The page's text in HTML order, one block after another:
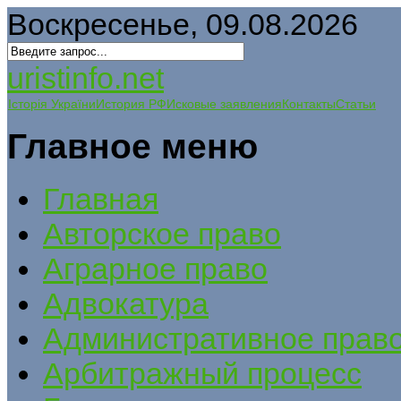
Воскресенье, 09.08.2026
uristinfo.net
Історія УкраїниИстория РФИсковые заявленияКонтактыСтатьи
Главное меню
Главная
Авторское право
Аграрное право
Адвокатура
Административное
Арбитражный процесс